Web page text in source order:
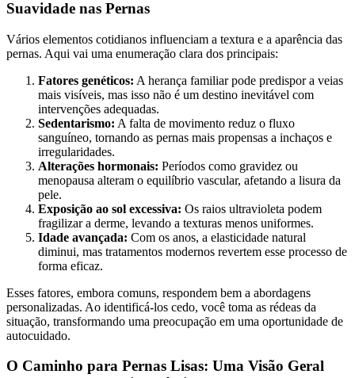
Suavidade nas Pernas
Vários elementos cotidianos influenciam a textura e a aparência das
pernas. Aqui vai uma enumeração clara dos principais:
Fatores genéticos: A herança familiar pode predispor a veias
mais visíveis, mas isso não é um destino inevitável com
intervenções adequadas.
Sedentarismo: A falta de movimento reduz o fluxo
sanguíneo, tornando as pernas mais propensas a inchaços e
irregularidades.
Alterações hormonais: Períodos como gravidez ou
menopausa alteram o equilíbrio vascular, afetando a lisura da
pele.
Exposição ao sol excessiva: Os raios ultravioleta podem
fragilizar a derme, levando a texturas menos uniformes.
Idade avançada: Com os anos, a elasticidade natural
diminui, mas tratamentos modernos revertem esse processo de
forma eficaz.
Esses fatores, embora comuns, respondem bem a abordagens
personalizadas. Ao identificá-los cedo, você toma as rédeas da
situação, transformando uma preocupação em uma oportunidade de
autocuidado.
O Caminho para Pernas Lisas: Uma Visão Geral